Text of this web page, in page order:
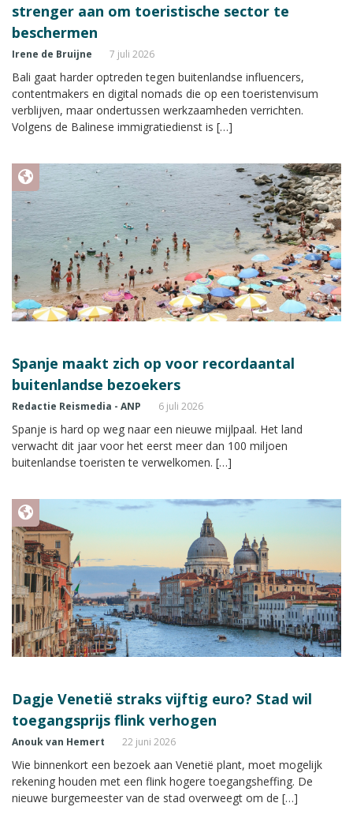
strenger aan om toeristische sector te
beschermen
Irene de Bruijne 7 juli 2026
Bali gaat harder optreden tegen buitenlandse influencers,
contentmakers en digital nomads die op een toeristenvisum
verblijven, maar ondertussen werkzaamheden verrichten.
Volgens de Balinese immigratiedienst is […]
Spanje maakt zich op voor recordaantal
buitenlandse bezoekers
Redactie Reismedia - ANP 6 juli 2026
Spanje is hard op weg naar een nieuwe mijlpaal. Het land
verwacht dit jaar voor het eerst meer dan 100 miljoen
buitenlandse toeristen te verwelkomen. […]
Dagje Venetië straks vijftig euro? Stad wil
toegangsprijs flink verhogen
Anouk van Hemert 22 juni 2026
Wie binnenkort een bezoek aan Venetië plant, moet mogelijk
rekening houden met een flink hogere toegangsheffing. De
nieuwe burgemeester van de stad overweegt om de […]